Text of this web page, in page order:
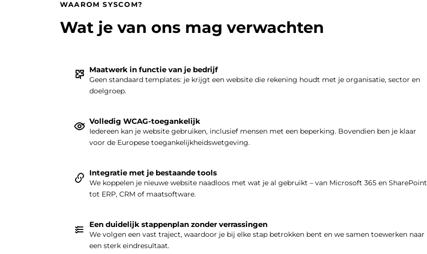
WAAROM SYSCOM?
Wat je van ons mag verwachten
Maatwerk in functie van je bedrijf
Geen standaard templates: je krijgt een website die rekening houdt met je organisatie, sector en
doelgroep.
Volledig WCAG-toegankelijk
Iedereen kan je website gebruiken, inclusief mensen met een beperking. Bovendien ben je klaar
voor de Europese toegankelijkheidswetgeving.
Integratie met je bestaande tools
We koppelen je nieuwe website naadloos met wat je al gebruikt – van Microsoft 365 en SharePoint
tot ERP, CRM of maatsoftware.
Een duidelijk stappenplan zonder verrassingen
We volgen een vast traject, waardoor je bij elke stap betrokken bent en we samen toewerken naar
een sterk eindresultaat.